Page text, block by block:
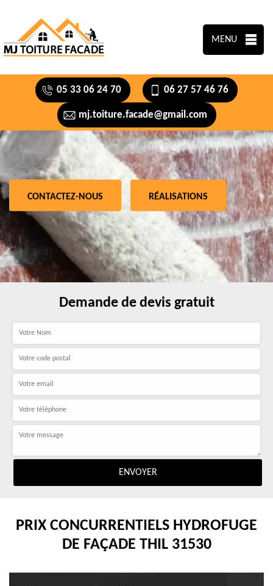
MENU
05 33 06 24 70 06 27 57 46 76
mj.toiture.facade@gmail.com
CONTACTEZ-NOUS RÉALISATIONS
Demande de devis gratuit
PRIX CONCURRENTIELS HYDROFUGE
DE FAÇADE THIL 31530